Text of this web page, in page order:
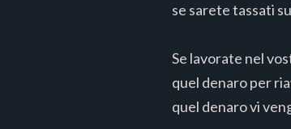
se sarete tassati
Se lavorate nel
quel denaro per
quel denaro vi